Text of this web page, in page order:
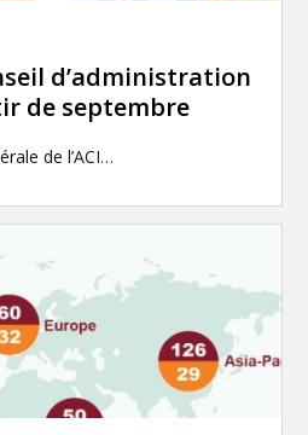
d’administration
de septembre
de l’ACI…